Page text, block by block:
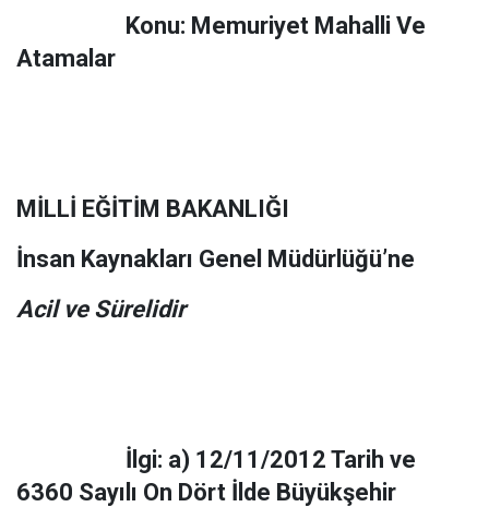
Konu: Memuriyet Mahalli Ve
Atamalar
MİLLİ EĞİTİM BAKANLIĞI
İnsan Kaynakları Genel Müdürlüğü’ne
Acil ve Sürelidir
İlgi: a) 12/11/2012 Tarih ve
6360 Sayılı On Dört İlde Büyükşehir